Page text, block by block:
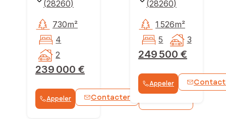
(28260)
239 000 €
730m²
4
2
Appeler Contacter
(28260)
249 500 €
1 526m²
5
3
Appeler